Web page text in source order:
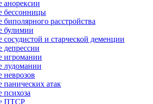
анорексии
бессонницы
биполярного расстройства
булимии
сосудистой и старческой деменции
депрессии
игромании
лудомании
неврозов
панических атак
психоза
ПТСР